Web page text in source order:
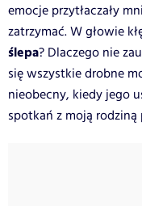
emocje przytłaczały
zatrzymać. W głowie
ślepa? Dlaczego nie
się wszystkie drobne
nieobecny, kiedy jego
spotkań z moją